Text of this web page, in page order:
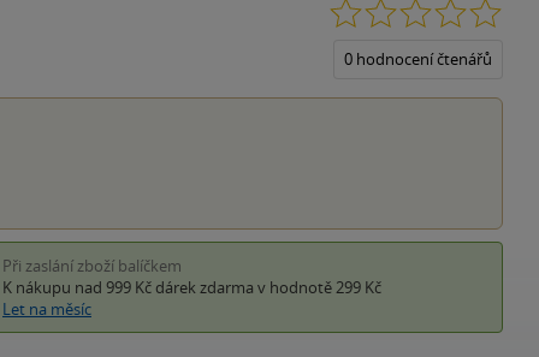
0 hodnocení čtenářů
Při zaslání zboží balíčkem
K nákupu nad 999 Kč dárek zdarma v hodnotě 299 Kč
Let na měsíc